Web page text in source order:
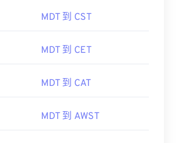
MDT 到 CST
MDT 到 CET
MDT 到 CAT
MDT 到 AWST